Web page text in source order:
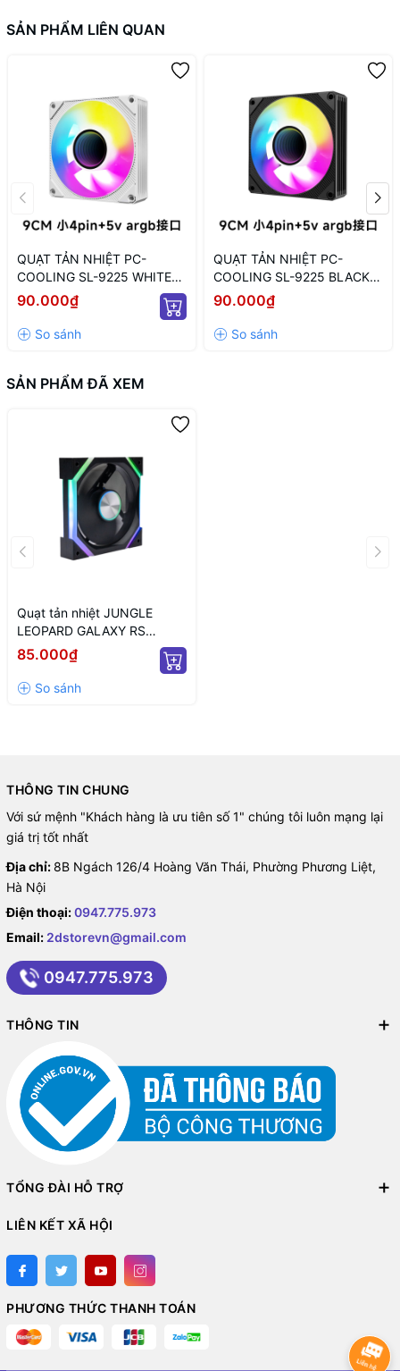
SẢN PHẨM LIÊN QUAN
QUẠT TẢN NHIỆT PC-
COOLING SL-9225 WHITE
ARGB (MÀU TRẮNG/ 9CM/
LED TÂM ARGB VÔ CỰC)
90.000₫
QUẠT TẢN NHIỆT PC-
COOLING SL-9225 BLACK
LED ARGB (MÀU ĐEN/ 9CM/
LED TÂM VÔ CỰC)
90.000₫
SẢN PHẨM ĐÃ XEM
Quạt tản nhiệt JUNGLE
LEOPARD GALAXY RS
REVERSE BLACK ARGB
(MÀU ĐEN/ CÁNH NGƯỢC)
85.000₫
THÔNG TIN CHUNG
Với sứ mệnh "Khách hàng là ưu tiên số 1" chúng tôi luôn mạng lại
giá trị tốt nhất
Địa chỉ: 8B Ngách 126/4 Hoàng Văn Thái, Phường Phương Liệt,
Hà Nội
Điện thoại:0947.775.973
Email: 2dstorevn@gmail.com
0947.775.973
THÔNG TIN
TỔNG ĐÀI HỖ TRỢ
LIÊN KẾT XÃ HỘI
PHƯƠNG THỨC THANH TOÁN